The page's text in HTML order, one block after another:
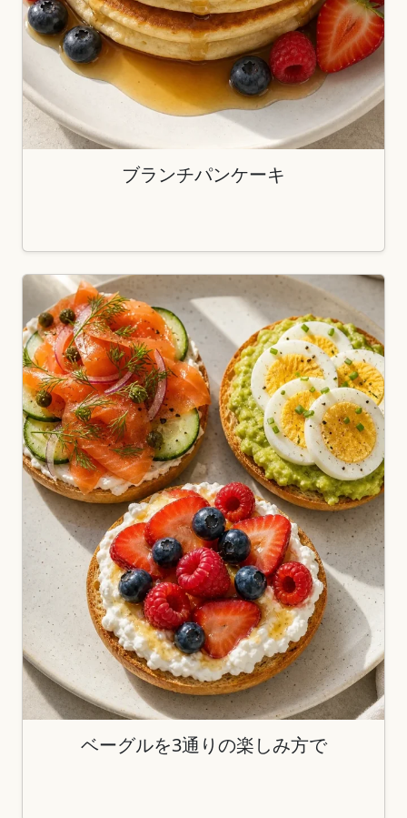
ブランチパンケーキ
ベーグルを3通りの楽しみ方で